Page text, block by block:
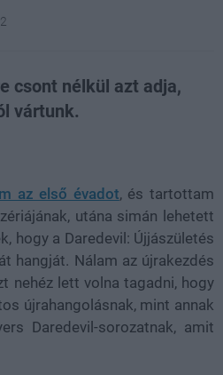
csont nélkül azt adja,
vártunk.
az első évadot, és tartottam
utána simán lehetett
hogy a Daredevil: Újjászületés
hangját. Nálam az újrakezdés
nehéz lett volna tagadni, hogy
újrahangolásnak, mint annak
Daredevil-sorozatnak, amit